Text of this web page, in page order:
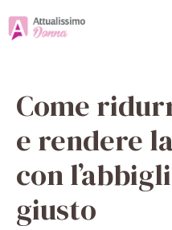
Come
e rendere
con
giusto